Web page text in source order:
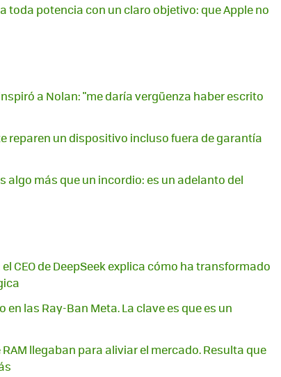
toda potencia con un claro objetivo: que Apple no
a Nolan: "me daría vergüenza haber escrito
reparen un dispositivo incluso fuera de garantía
algo más que un incordio: es un adelanto del
CEO de DeepSeek explica cómo ha transformado
las Ray-Ban Meta. La clave es que es un
llegaban para aliviar el mercado. Resulta que